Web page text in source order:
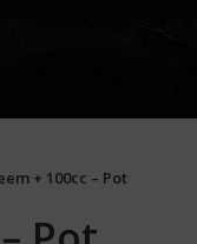
+ 100cc – Pot